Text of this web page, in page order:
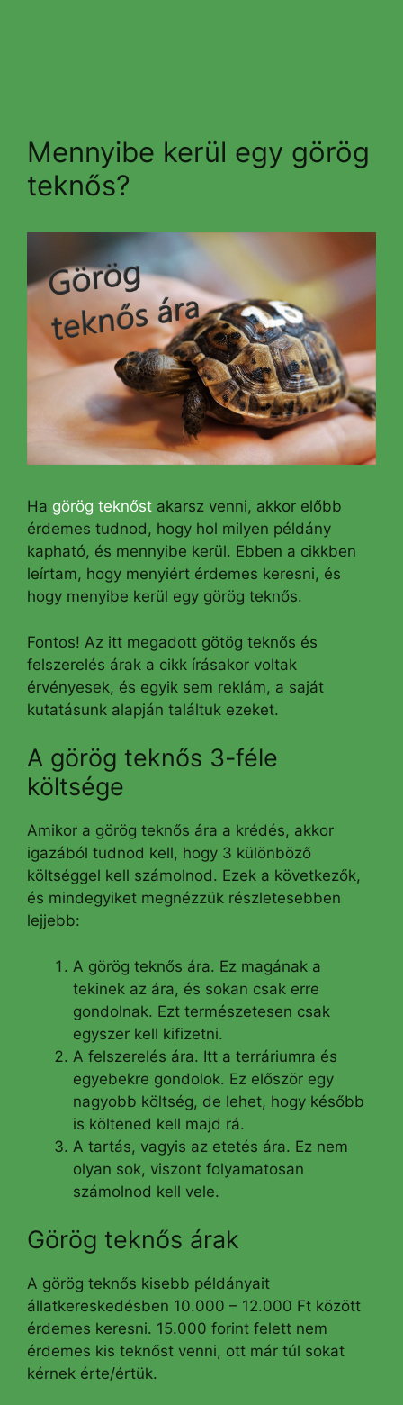
Mennyibe kerül egy görög
teknős?
Ha görög teknőst akarsz venni, akkor előbb
érdemes tudnod, hogy hol milyen példány
kapható, és mennyibe kerül. Ebben a cikkben
leírtam, hogy menyiért érdemes keresni, és
hogy menyibe kerül egy görög teknős.
Fontos! Az itt megadott götög teknős és
felszerelés árak a cikk írásakor voltak
érvényesek, és egyik sem reklám, a saját
kutatásunk alapján találtuk ezeket.
A görög teknős 3-féle
költsége
Amikor a görög teknős ára a krédés, akkor
igazából tudnod kell, hogy 3 különböző
költséggel kell számolnod. Ezek a következők,
és mindegyiket megnézzük részletesebben
lejjebb:
A görög teknős ára. Ez magának a
tekinek az ára, és sokan csak erre
gondolnak. Ezt természetesen csak
egyszer kell kifizetni.
A felszerelés ára. Itt a terráriumra és
egyebekre gondolok. Ez először egy
nagyobb költség, de lehet, hogy később
is költened kell majd rá.
A tartás, vagyis az etetés ára. Ez nem
olyan sok, viszont folyamatosan
számolnod kell vele.
Görög teknős árak
A görög teknős kisebb példányait
állatkereskedésben 10.000 – 12.000 Ft között
érdemes keresni. 15.000 forint felett nem
érdemes kis teknőst venni, ott már túl sokat
kérnek érte/értük.